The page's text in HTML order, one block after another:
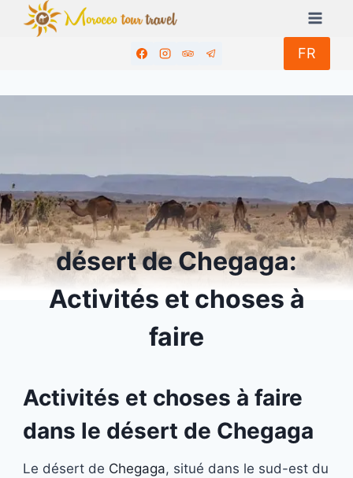
FR
désert de Chegaga:
Activités et choses à
faire
Activités et choses à faire
dans le désert de Chegaga
Le désert de Chegaga, situé dans le sud-est du